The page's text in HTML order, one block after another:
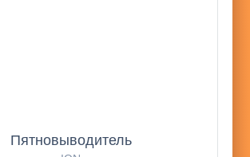
Пятновыводитель